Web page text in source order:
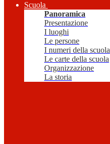
Scuola
Panoramica
Presentazione
I luoghi
Le persone
I numeri della scuola
Le carte della scuola
Organizzazione
La storia